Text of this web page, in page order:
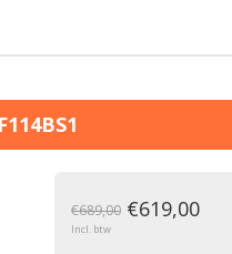
€689,00 €619,00
Incl. btw